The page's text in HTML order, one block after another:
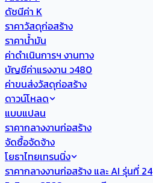
ดัชนีค่า K
ราคาวัสดุก่อสร้าง
ราคาน้ำมัน
ค่าดำเนินการฯ งานทาง
บัญชีค่าแรงงาน ว480
ค่าขนส่งวัสดุก่อสร้าง
ดาวน์โหลด
แบบแปลน
ราคากลางงานก่อสร้าง
จัดซื้อจัดจ้าง
โยธาไทยเทรนนิ่ง
ราคากลางงานก่อสร้าง และ AI รุ่นที่ 24